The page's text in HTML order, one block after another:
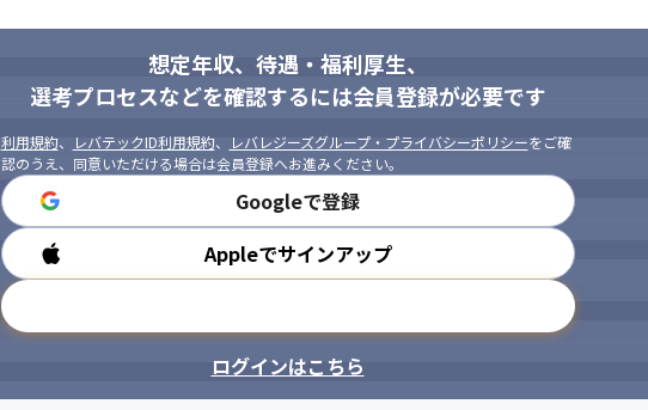
想定年収、待遇・福利厚生、
選考プロセスなどを確認するには会員登録が必要です
利用規約、 レバテックID利用規約、 レバレジーズグループ・プライバシーポリシーをご確
認のうえ、同意いただける場合は会員登録へお進みください。
Googleで登録
Appleでサインアップ
ログインはこちら